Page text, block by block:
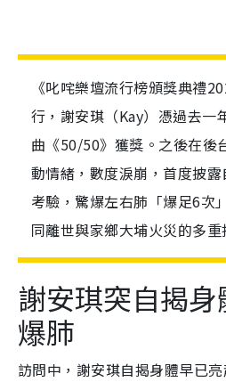
《叱咤樂壇流行榜頒獎典禮
行，謝安琪（Kay）憑過去一
曲《50/50》獲獎。之後在後
動情緒，數度淚崩，首度披
考驗，驚爆左右肺「爆足6次
同離世與家鄉大埔火災的多重
謝安琪突自揭
爆肺
訪問中，謝安琪自揭身體早已